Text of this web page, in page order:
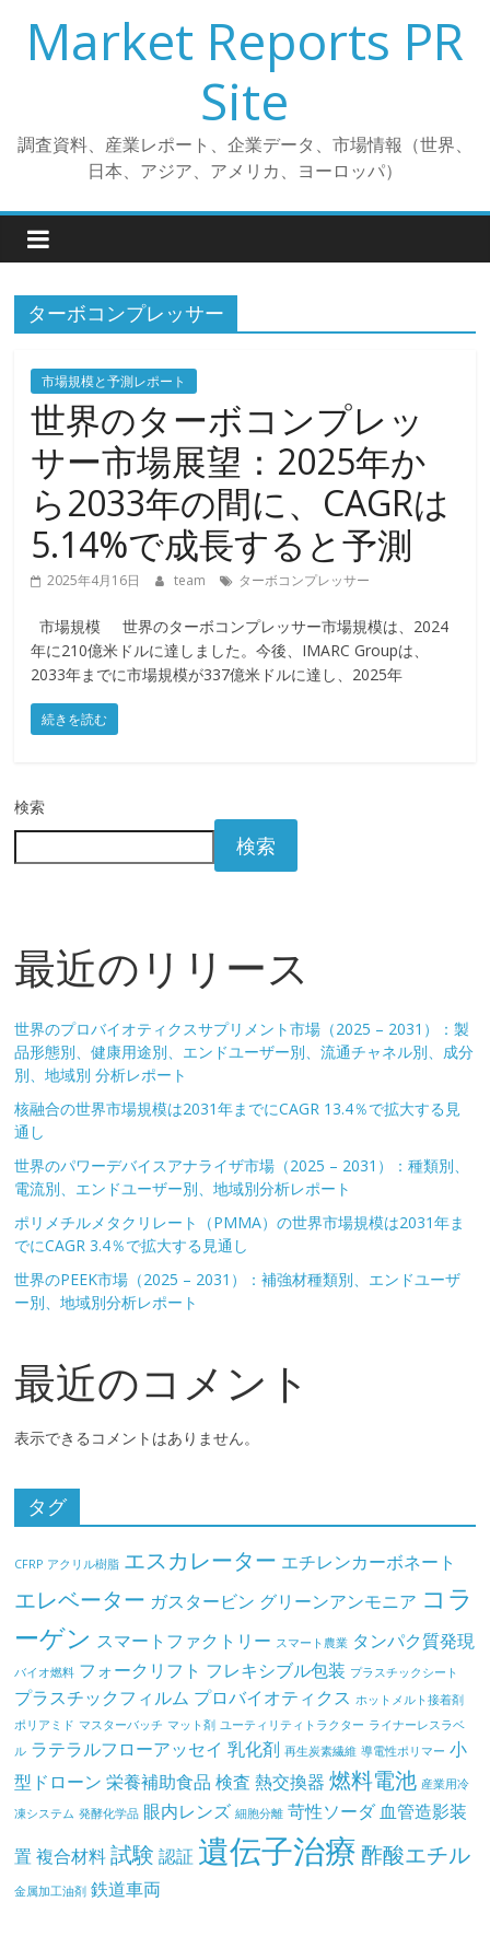
プ
Market Reports PR
Site
調査資料、産業レポート、企業データ、市場情報（世界、
日本、アジア、アメリカ、ヨーロッパ）
ターボコンプレッサー
市場規模と予測レポート
世界のターボコンプレッ
サー市場展望：2025年か
ら2033年の間に、CAGRは
5.14%で成長すると予測
2025年4月16日 team ターボコンプレッサー
市場規模 世界のターボコンプレッサー市場規模は、2024
年に210億米ドルに達しました。今後、IMARC Groupは、
2033年までに市場規模が337億米ドルに達し、2025年
続きを読む
検索
検索
最近のリリース
世界のプロバイオティクスサプリメント市場（2025 – 2031）：製
品形態別、健康用途別、エンドユーザー別、流通チャネル別、成分
別、地域別 分析レポート
核融合の世界市場規模は2031年までにCAGR 13.4％で拡大する見
通し
世界のパワーデバイスアナライザ市場（2025 – 2031）：種類別、
電流別、エンドユーザー別、地域別分析レポート
ポリメチルメタクリレート（PMMA）の世界市場規模は2031年ま
でにCAGR 3.4％で拡大する見通し
世界のPEEK市場（2025 – 2031）：補強材種類別、エンドユーザ
ー別、地域別分析レポート
最近のコメント
表示できるコメントはありません。
タグ
CFRP アクリル樹脂 エスカレーター エチレンカーボネート
エレベーター ガスタービン グリーンアンモニア コラ
ーゲン スマートファクトリー スマート農業 タンパク質発現
バイオ燃料 フォークリフト フレキシブル包装 プラスチックシート
プラスチックフィルム プロバイオティクス ホットメルト接着剤
ポリアミド マスターバッチ マット剤 ユーティリティトラクター ライナーレスラベ
ル ラテラルフローアッセイ 乳化剤 再生炭素繊維 導電性ポリマー 小
型ドローン 栄養補助食品 検査 熱交換器 燃料電池 産業用冷
凍システム 発酵化学品 眼内レンズ 細胞分離 苛性ソーダ 血管造影装
置 複合材料 試験 認証 遺伝子治療 酢酸エチル
金属加工油剤 鉄道車両